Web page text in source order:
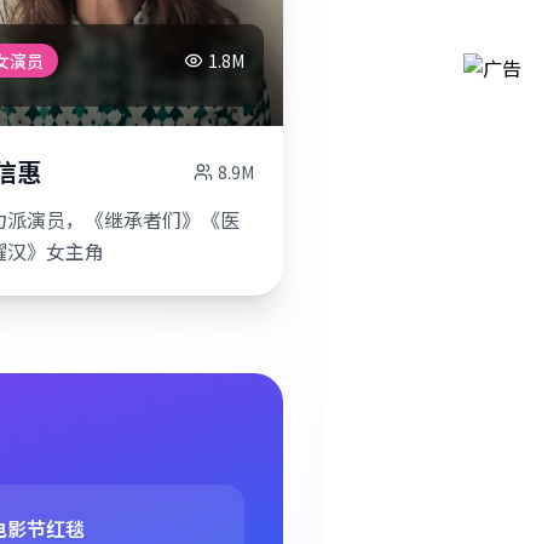
演员 1.8M
惠 8.9M
派演员，《继承者们》《医
汉》女主角
影节红毯